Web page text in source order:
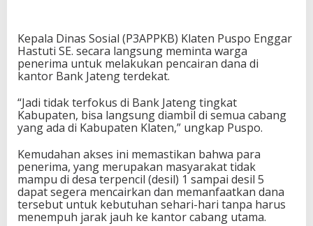
Kepala Dinas Sosial (P3APPKB) Klaten Puspo Enggar
Hastuti SE. secara langsung meminta warga
penerima untuk melakukan pencairan dana di
kantor Bank Jateng terdekat.
“Jadi tidak terfokus di Bank Jateng tingkat
Kabupaten, bisa langsung diambil di semua cabang
yang ada di Kabupaten Klaten,” ungkap Puspo.
Kemudahan akses ini memastikan bahwa para
penerima, yang merupakan masyarakat tidak
mampu di desa terpencil (desil) 1 sampai desil 5
dapat segera mencairkan dan memanfaatkan dana
tersebut untuk kebutuhan sehari-hari tanpa harus
menempuh jarak jauh ke kantor cabang utama.